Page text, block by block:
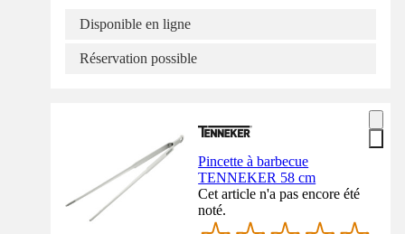
Disponible en ligne
Réservation possible
Pincette à barbecue
TENNEKER 58 cm
Cet article n'a pas encore été
noté.